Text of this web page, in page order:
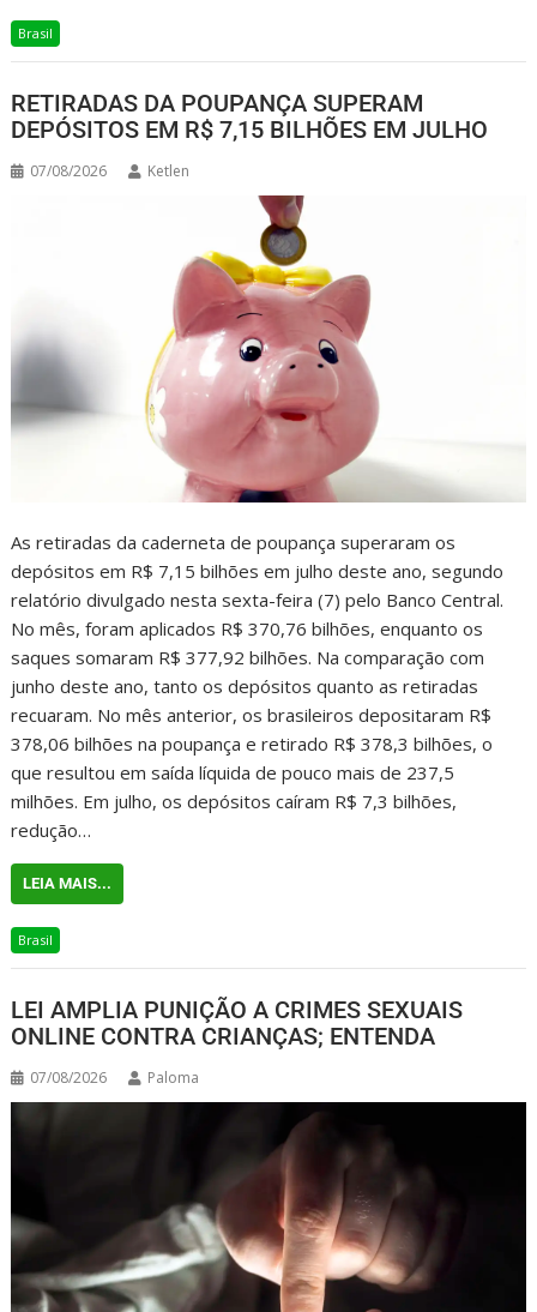
Brasil
RETIRADAS DA POUPANÇA SUPERAM
DEPÓSITOS EM R$ 7,15 BILHÕES EM JULHO
07/08/2026 Ketlen
As retiradas da caderneta de poupança superaram os
depósitos em R$ 7,15 bilhões em julho deste ano, segundo
relatório divulgado nesta sexta-feira (7) pelo Banco Central.
No mês, foram aplicados R$ 370,76 bilhões, enquanto os
saques somaram R$ 377,92 bilhões. Na comparação com
junho deste ano, tanto os depósitos quanto as retiradas
recuaram. No mês anterior, os brasileiros depositaram R$
378,06 bilhões na poupança e retirado R$ 378,3 bilhões, o
que resultou em saída líquida de pouco mais de 237,5
milhões. Em julho, os depósitos caíram R$ 7,3 bilhões,
redução…
LEIA MAIS...
Brasil
LEI AMPLIA PUNIÇÃO A CRIMES SEXUAIS
ONLINE CONTRA CRIANÇAS; ENTENDA
07/08/2026 Paloma